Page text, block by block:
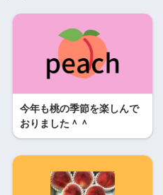
今年も桃の季節を楽しんで
おりました＾＾